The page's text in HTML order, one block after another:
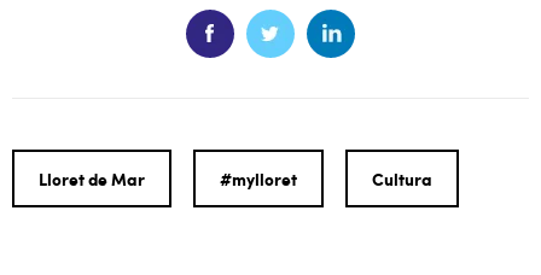
Lloret de Mar #mylloret Cultura